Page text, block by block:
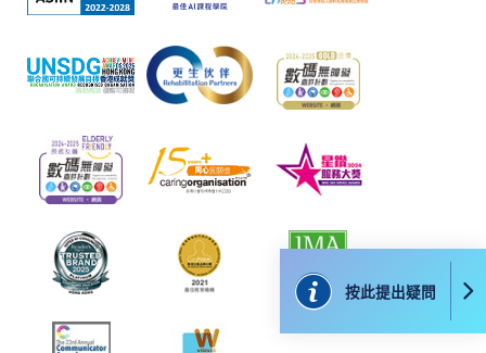
證明文件；
或可將上述文件一併寄交各報名中心，信封上請註明
「報讀課程」，惟學院對郵遞失誤而遺失的支票及個
人資料概不負責。
3. VISA / Mastercard
申請人可親臨學院任何一所報名中心，以 VISA 或
Mastercard卡」）繳付學費。香港大學專業進修學院
Mastercard卡持有人，如報讀課程滿港幣2,000元，可
享有十個月免息分期付款優惠，惟課程申請人必須為
信用卡持有人。詳情請向學院報名中心職員查詢。
按此提出疑問
折